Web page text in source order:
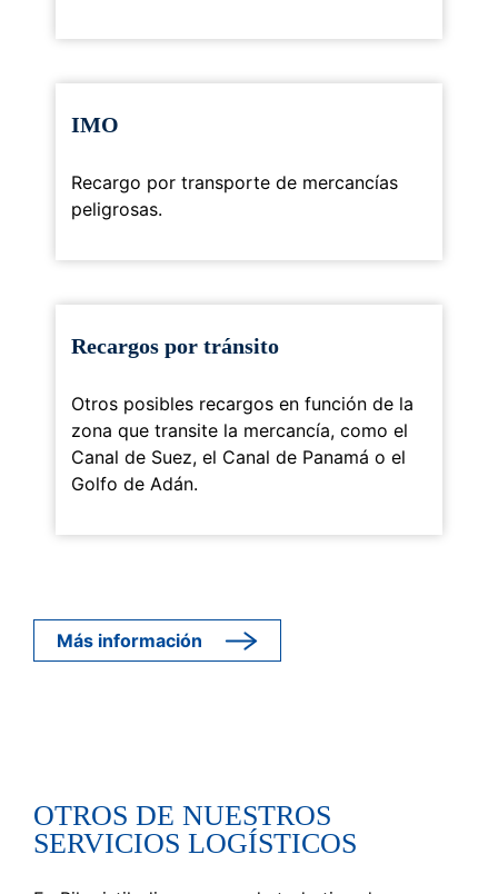
IMO
Recargo por transporte de mercancías
peligrosas.
Recargos por tránsito
Otros posibles recargos en función de la
zona que transite la mercancía, como el
Canal de Suez, el Canal de Panamá o el
Golfo de Adán.
Más información
OTROS DE NUESTROS
SERVICIOS LOGÍSTICOS